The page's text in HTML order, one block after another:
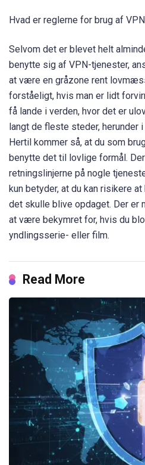
Hvad er reglerne for brug af
Selvom det er blevet helt
benytte sig af VPN-tjenester,
at være en gråzone rent
forståeligt, hvis man er lidt
få lande i verden, hvor det er
langt de fleste steder, herunder
Hertil kommer så, at du som
benytte det til lovlige formål.
retningslinjerne på nogle
kun betyder, at du kan risikere
det skulle blive opdaget. Der er
at være bekymret for, hvis du
yndlingsserie- eller film.
Read More